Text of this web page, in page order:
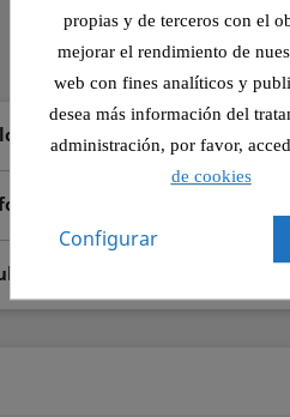
Información de seguridad y
de seguridad y
Información de seguridad y
propias y de terceros con el
mejorar el rendimiento de
web con fines analíticos y
desea más información del
administración, por favor,
de cookies
Configurar